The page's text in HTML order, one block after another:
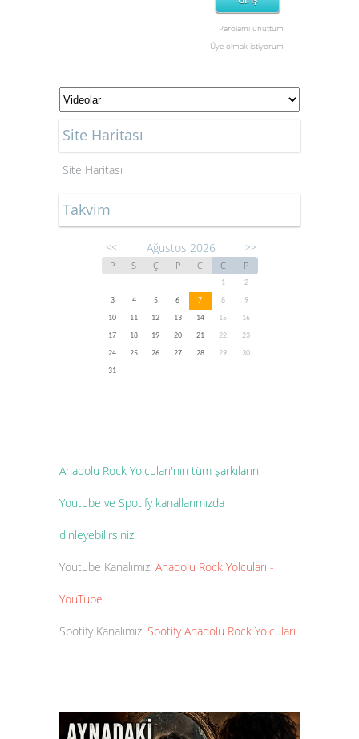
Parolamı unuttum
Üye olmak istiyorum
Site Haritası
Site Haritası
Takvim
<< Ağustos 2026 >>
P S Ç P C C P
1
2
3
4 5 6 7 8
9
10
11 12 13 14 15
16
17
18 19 20 21 22
23
24
25 26 27 28 29
30
31
Anadolu Rock Yolcuları'nın tüm şarkılarını
Youtube ve Spotify kanallarımızda
dinleyebilirsiniz!
Youtube Kanalımız: Anadolu Rock Yolcuları -
YouTube
Spotify Kanalımız: Spotify Anadolu Rock Yolcuları